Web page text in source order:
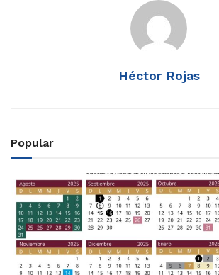
Héctor Rojas
Popular